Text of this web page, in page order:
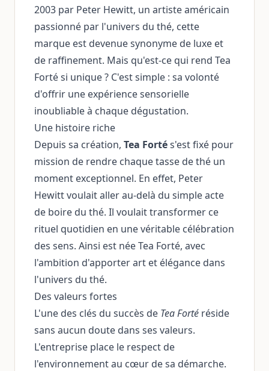
2003 par Peter Hewitt, un artiste américain
passionné par l'univers du thé, cette
marque est devenue synonyme de luxe et
de raffinement. Mais qu'est-ce qui rend Tea
Forté si unique ? C'est simple : sa volonté
d'offrir une expérience sensorielle
inoubliable à chaque dégustation.
Une histoire riche
Depuis sa création, Tea Fortés'est fixé pour
mission de rendre chaque tasse de thé un
moment exceptionnel. En effet, Peter
Hewitt voulait aller au-delà du simple acte
de boire du thé. Il voulait transformer ce
rituel quotidien en une véritable célébration
des sens. Ainsi est née Tea Forté, avec
l'ambition d'apporter art et élégance dans
l'univers du thé.
Des valeurs fortes
L'une des clés du succès de Tea Forté réside
sans aucun doute dans ses valeurs.
L'entreprise place le respect de
l'environnement au cœur de sa démarche.